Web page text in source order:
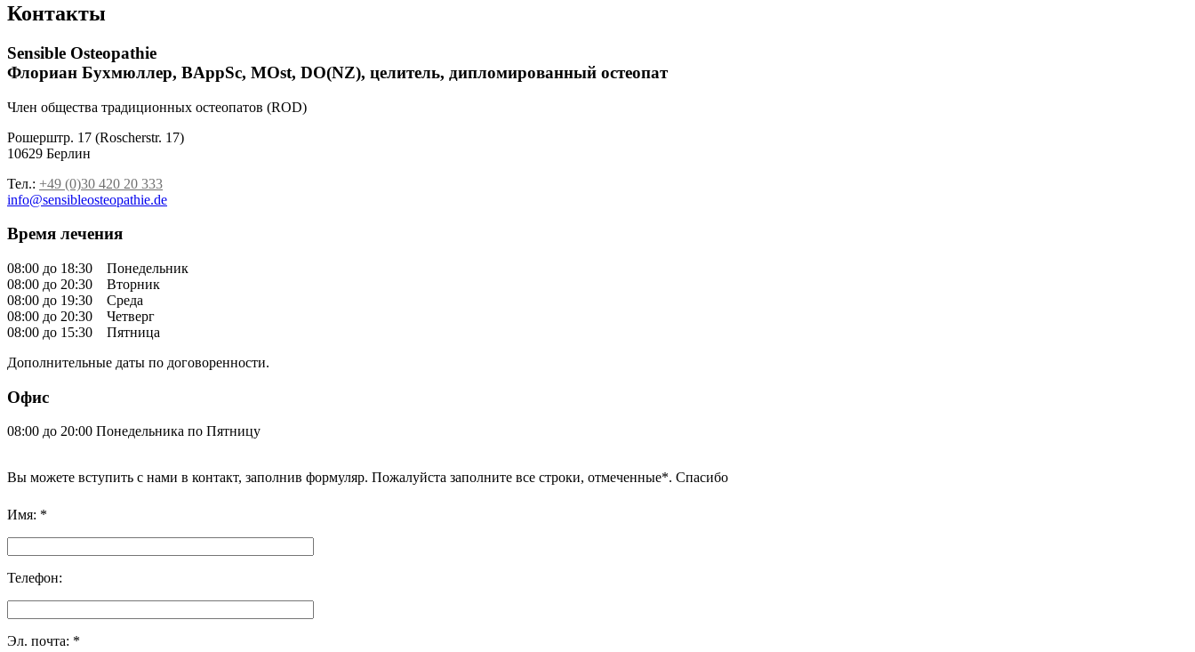
Контакты
Sensible Osteopathie
Флориан Бухмюллер, BAppSc, MOst, DO(NZ), целитель, дипломированный остеопат
Член общества традиционных остеопатов (ROD)
Рошерштр. 17 (Roscherstr. 17)
10629 Берлин
Тел.: +49 (0)30 420 20 333
info@sensibleosteopathie.de
Время лечения
08:00 до 18:30 Понедельник
08:00 до 20:30 Вторник
08:00 до 19:30 Среда
08:00 до 20:30 Четверг
08:00 до 15:30 Пятница
Дополнительные даты по договоренности.
Офис
08:00 до 20:00 Понедельника по Пятницу
Вы можете вступить с нами в контакт, заполнив формуляр. Пожалуйста заполните все строки, отмеченные*. Спасибо
Имя: *
Телефон:
Эл. почта: *